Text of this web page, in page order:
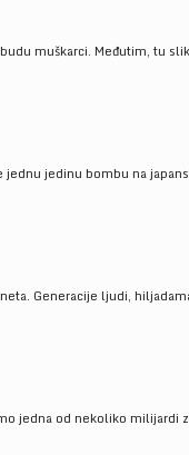
muškarci. Međutim, tu
jedinu bombu na
Generacije ljudi,
jedna od nekoliko